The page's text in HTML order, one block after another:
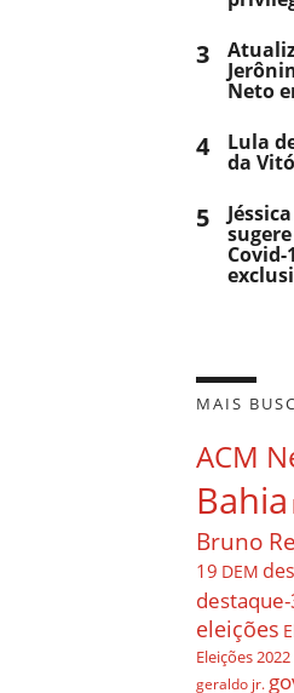
3
Neto
4 Lula
da
5
MAIS
ACM
Bahia
Bruno
19 DEM
eleições
Eleições 2022
geraldo jr.